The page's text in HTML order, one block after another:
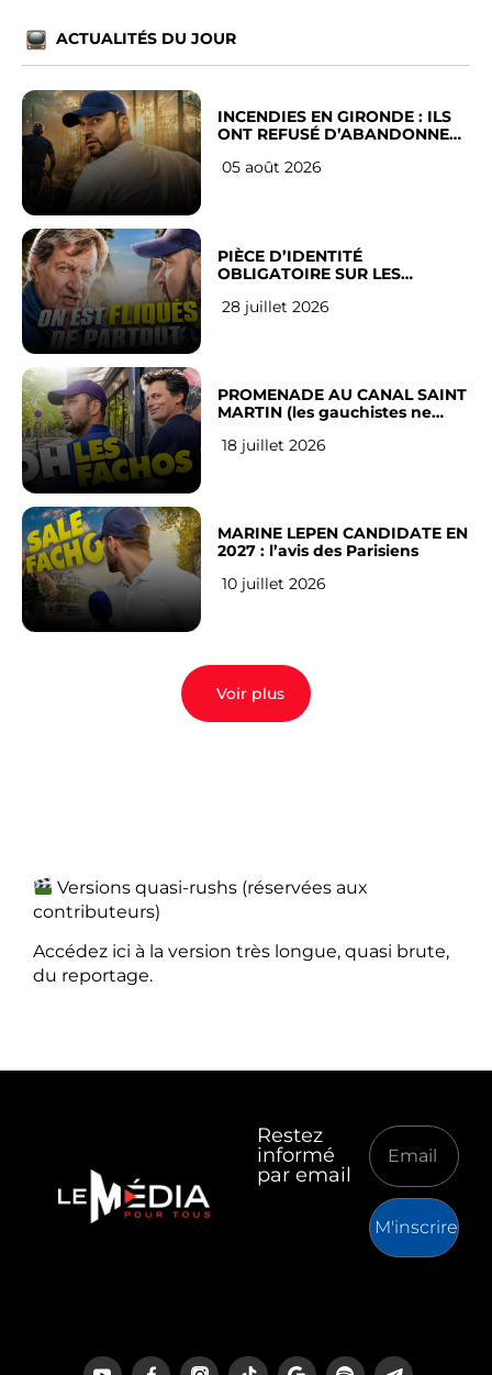
ACTUALITÉS DU JOUR
INCENDIES EN GIRONDE : ILS
ONT REFUSÉ D’ABANDONNER
05 août 2026
PIÈCE D’IDENTITÉ
OBLIGATOIRE SUR LES
Français
28 juillet 2026
PROMENADE AU CANAL SAINT
MARTIN (les gauchistes ne
18 juillet 2026
MARINE LEPEN CANDIDATE EN
2027 : l’avis des Parisiens
10 juillet 2026
Voir plus
Versions quasi-rushs (réservées aux
contributeurs)
Accédez ici à la version très longue, quasi brute,
du reportage.
Restez
informé
par email
M'inscrire